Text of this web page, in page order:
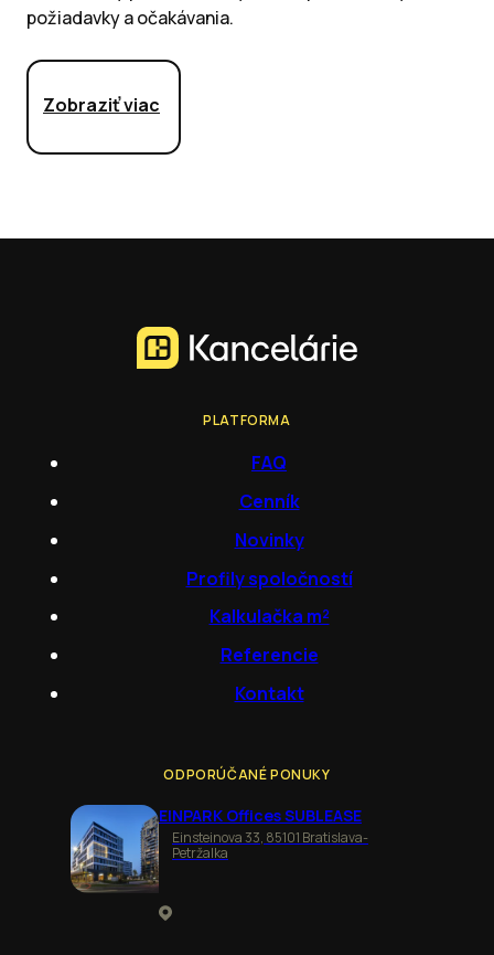
požiadavky a očakávania.
Zobraziť viac
PLATFORMA
FAQ
Cenník
Novinky
Profily spoločností
Kalkulačka m²
Referencie
Kontakt
ODPORÚČANÉ PONUKY
EINPARK Offices SUBLEASE
Einsteinova 33, 85101 Bratislava-
Petržalka